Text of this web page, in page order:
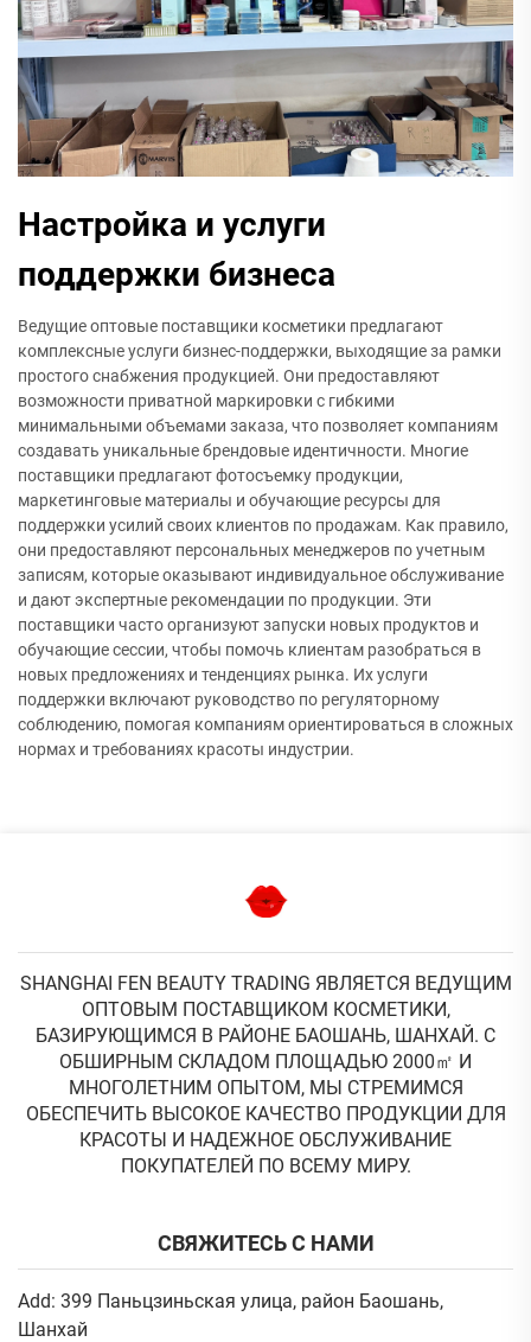
Настройка и услуги
поддержки бизнеса
Ведущие оптовые поставщики косметики предлагают
комплексные услуги бизнес-поддержки, выходящие за рамки
простого снабжения продукцией. Они предоставляют
возможности приватной маркировки с гибкими
минимальными объемами заказа, что позволяет компаниям
создавать уникальные брендовые идентичности. Многие
поставщики предлагают фотосъемку продукции,
маркетинговые материалы и обучающие ресурсы для
поддержки усилий своих клиентов по продажам. Как правило,
они предоставляют персональных менеджеров по учетным
записям, которые оказывают индивидуальное обслуживание
и дают экспертные рекомендации по продукции. Эти
поставщики часто организуют запуски новых продуктов и
обучающие сессии, чтобы помочь клиентам разобраться в
новых предложениях и тенденциях рынка. Их услуги
поддержки включают руководство по регуляторному
соблюдению, помогая компаниям ориентироваться в сложных
нормах и требованиях красоты индустрии.
SHANGHAI FEN BEAUTY TRADING ЯВЛЯЕТСЯ ВЕДУЩИМ
ОПТОВЫМ ПОСТАВЩИКОМ КОСМЕТИКИ,
БАЗИРУЮЩИМСЯ В РАЙОНЕ БАОШАНЬ, ШАНХАЙ. С
ОБШИРНЫМ СКЛАДОМ ПЛОЩАДЬЮ 2000㎡ И
МНОГОЛЕТНИМ ОПЫТОМ, МЫ СТРЕМИМСЯ
ОБЕСПЕЧИТЬ ВЫСОКОЕ КАЧЕСТВО ПРОДУКЦИИ ДЛЯ
КРАСОТЫ И НАДЕЖНОЕ ОБСЛУЖИВАНИЕ
ПОКУПАТЕЛЕЙ ПО ВСЕМУ МИРУ.
СВЯЖИТЕСЬ С НАМИ
Add: 399 Паньцзиньская улица, район Баошань,
Шанхай